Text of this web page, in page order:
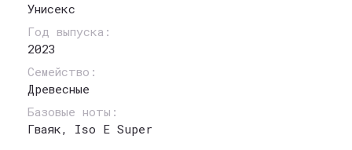
Унисекс
Год выпуска:
2023
Семейство:
Древесные
Базовые ноты:
Гваяк, Iso E Super